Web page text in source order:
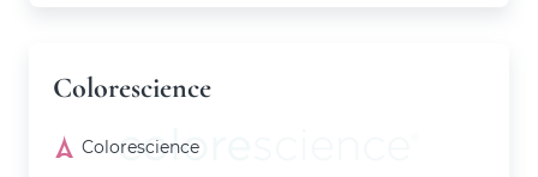
Colorescience
Colorescience